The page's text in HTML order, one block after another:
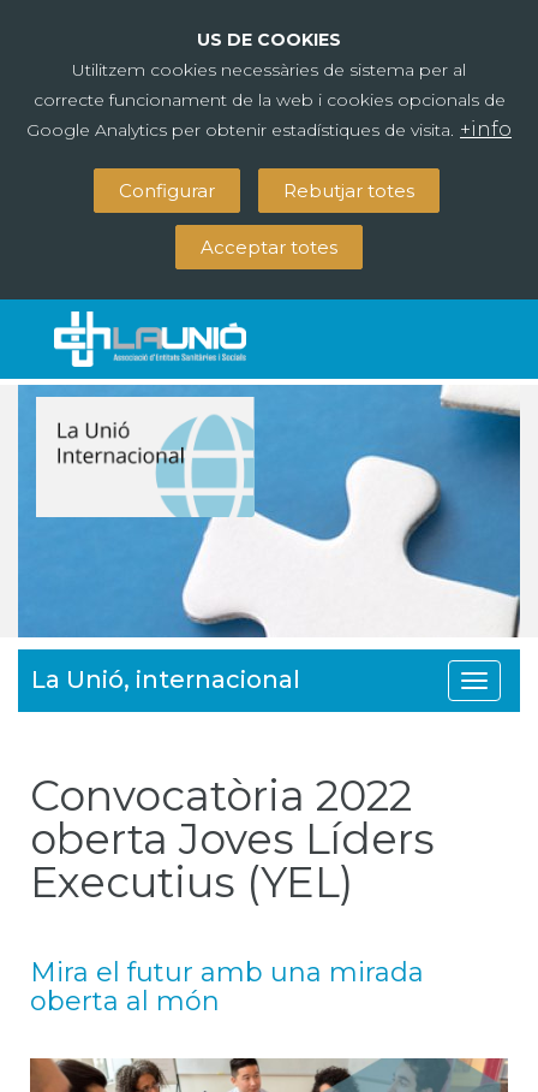
US DE COOKIES
Utilitzem cookies necessàries de sistema per al
correcte funcionament de la web i cookies opcionals de
Google Analytics per obtenir estadístiques de visita. +info
Configurar Rebutjar totes
Acceptar totes
Toggle
La Unió, internacional
Convocatòria 2022
oberta Joves Líders
Executius (YEL)
Mira el futur amb una mirada
oberta al món